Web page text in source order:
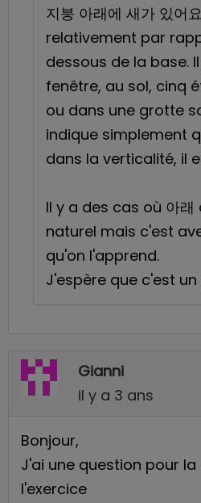
지붕 아래에 새가 있어
relativement par
dessous de la base.
fenêtre, au sol, cinq
ou dans une grotte
indique simplement
dans la verticalité, il
Il y a des cas où 아래
naturel mais c'est
qu'on l'apprend.
J'espère que c'est
Gianni
il y a 3 ans
Bonjour,
J'ai une question pour
l'exercice